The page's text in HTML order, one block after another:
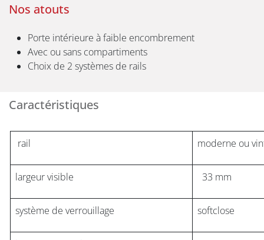
Nos atouts
Porte intérieure à faible encombrement
Avec ou sans compartiments
Choix de 2 systèmes de rails
Caractéristiques
rail moderne ou
largeur visible 33 mm
système de verrouillage softclose